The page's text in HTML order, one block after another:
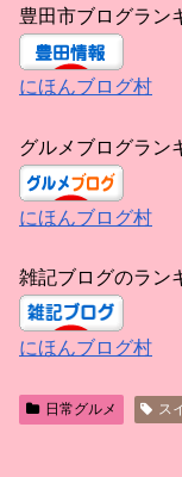
豊田市ブログラン
にほんブログ村
グルメブログラン
にほんブログ村
雑記ブログのラン
にほんブログ村
日常グルメ ス